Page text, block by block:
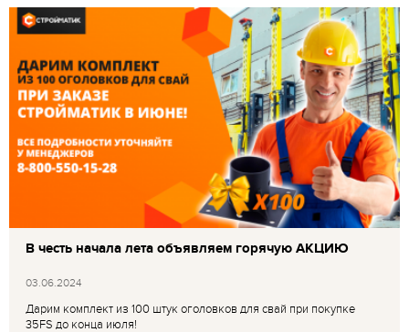
В честь начала лета объявляем горячую АКЦИЮ
03.06.2024
Дарим комплект из 100 штук оголовков для свай при покупке
35FS до конца июля!